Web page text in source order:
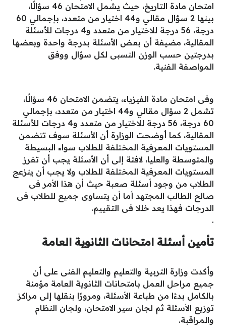
امتحان مادة التاريخ، حيث يشمل الامتحان 46 سؤالًا،
بينها 2 سؤال مقالي و44 اختيار من متعدد، بإجمالي 60
درجة، 56 درجة للاختيار من متعدد و4 درجات للأسئلة
المقالية، مضيفة أن بعض الأسئلة بدرجة واحدة وبعضها
بدرجتين حسب الوزن النسبى لكل سؤال ووفق
المواصفة الفنية.
وفى امتحان مادة الفيزياء، يتضمن الامتحان 46 سؤالًا،
تشمل 2 سؤال مقالي و44 اختيار من متعدد، بإجمالي
60 درجة، 56 درجة للاختيار من متعدد و4 درجات للأسئلة
المقالية، كما أوضحت الوزارة أن الأسئلة سوف تتضمن
المستويات المعرفية المختلفة للطلاب سواء البسيطة
والمتوسطة والعليا، لافتة إلى أن الأسئلة يجب أن تفرز
المستويات المعرفية المختلفة للطلاب ولا يجب أن ينزعج
الطلاب من وجود أسئلة صعبة حيث أن هذا الأمر فى
صالح الطالب المجتهد أما أن يتساوى جميع للطلاب فى
الدرجات فهذا يعد خللا فى التقييم.
.
تأمين أسئلة امتحانات الثانوية العامة
وأكدت وزارة التربية والتعليم والتعليم الفنى على أن
جميع مراحل العمل بامتحانات الثانوية العامة مؤمنة
بالكامل بدءًا من طباعة الأسئلة، ومرورًا بنقلها إلى مراكز
توزيع الأسئلة ثم لجان سير الامتحان، ولجان النظام
والمراقبة.